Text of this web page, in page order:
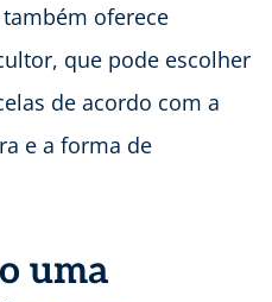
oferece
que pode escolher
de acordo com a
e a forma de
uma